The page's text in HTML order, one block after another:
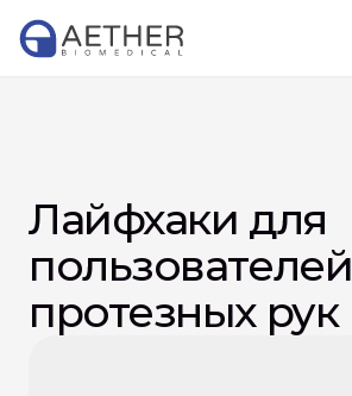
Лайфхаки для
пользователей
протезных рук